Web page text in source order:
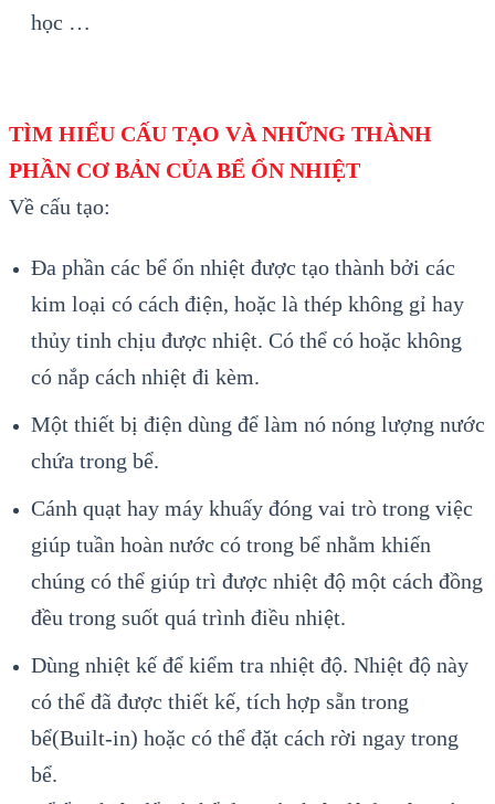
học …
TÌM HIỂU CẤU TẠO VÀ NHỮNG THÀNH
PHẦN CƠ BẢN CỦA BỂ ỔN NHIỆT
Về cấu tạo:
Đa phần các bể ổn nhiệt được tạo thành bởi các
kim loại có cách điện, hoặc là thép không gỉ hay
thủy tinh chịu được nhiệt. Có thể có hoặc không
có nắp cách nhiệt đi kèm.
Một thiết bị điện dùng để làm nó nóng lượng nước
chứa trong bể.
Cánh quạt hay máy khuấy đóng vai trò trong việc
giúp tuần hoàn nước có trong bể nhằm khiến
chúng có thể giúp trì được nhiệt độ một cách đồng
đều trong suốt quá trình điều nhiệt.
Dùng nhiệt kế để kiểm tra nhiệt độ. Nhiệt độ này
có thể đã được thiết kế, tích hợp sẵn trong
bể(Built-in) hoặc có thể đặt cách rời ngay trong
bể.